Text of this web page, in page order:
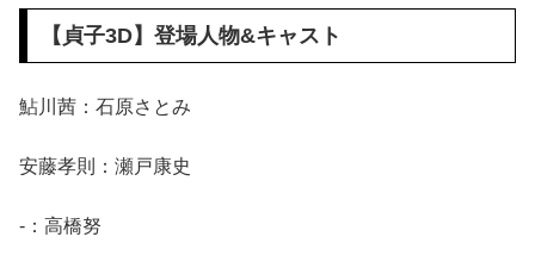
【 貞子3D】登場人物&キャスト
鮎川茜：石原さとみ
安藤孝則：瀬戸康史
‐：高橋努